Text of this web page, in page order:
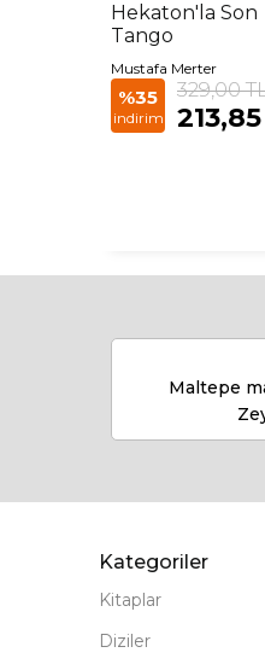
Hekaton'la Son
Tango
Mustafa Merter
%35
indirim
329,00
Maltepe
Kategoriler
Kitaplar
Diziler